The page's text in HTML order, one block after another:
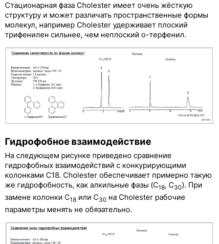
Стационарная фаза Cholester имеет очень жёсткую
структуру и может различать пространственные формы
молекул, например Cholester удерживает плоский
трифенилен сильнее, чем неплоский о-терфенил.
Гидрофобное взаимодействие
На следующем рисунке приведено сравнение
гидрофобных взаимодействий с конкурирующими
колонками С18. Cholester обеспечивает примерно такую
же гидрофобность, как алкильные фазы (С18, С30). При
замене колонки С18 или С30 на Cholester рабочие
параметры менять не обязательно.
Колонки для анализа моно- и олигосахаридов
Колонки для разделения белков
Колонки для разделения фуллеренов
Колонки для разделения растворимых
углеродных нанотрубок COSMOSIL CNT-300,
CNT-1000, CNT-2000
Принадлежности к колонкам COSMOSIL
Колонки Рhenomenex
Системы защиты колонок
Таблица соответствия ВЭЖХ-колонок по фирмам
производителям
Классификация ВЭЖХ колонок по USP